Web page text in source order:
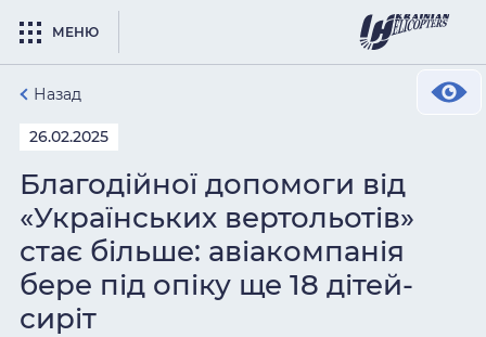
МЕНЮ
Назад
26.02.2025
Благодійної допомоги від
«Українських вертольотів»
стає більше: авіакомпанія
бере під опіку ще 18 дітей-
сиріт